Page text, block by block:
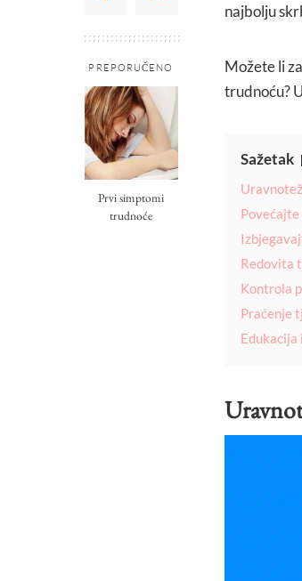
PREPORUČENO
Prvi simptomi
trudnoće
najbolju
Možete li
trudnoću?
Sažetak
Redovita
Kontrola
Praćenje
Edukacija